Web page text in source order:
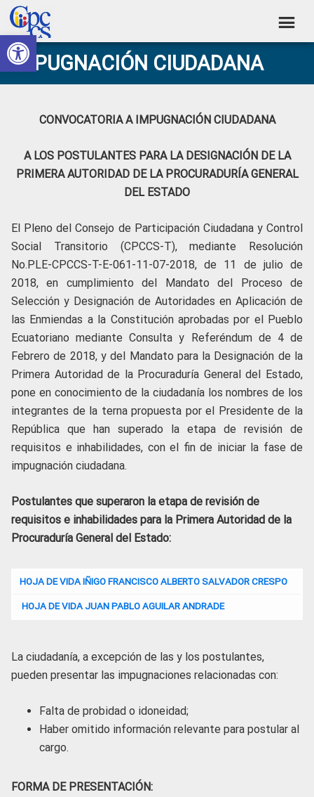
Abrir barra de herramientas
Skip
to
primary
navigation
Skip
to
main
content
Skip
to
primary
sidebar
Skip
to
footer
Consejo
de
Ciudadana
Control
Social
Construyendo
Poder
Ciudadano
IMPUGNACIÓN CIUDADANA
CONVOCATORIA A IMPUGNACIÓN CIUDADANA
A LOS POSTULANTES PARA LA DESIGNACIÓN DE LA
PRIMERA AUTORIDAD DE LA PROCURADURÍA GENERAL
DEL ESTADO
El Pleno del Consejo de Participación Ciudadana y Control
Social Transitorio (CPCCS-T), mediante Resolución
No.PLE-CPCCS-T-E-061-11-07-2018, de 11 de julio de
2018, en cumplimiento del Mandato del Proceso de
Selección y Designación de Autoridades en Aplicación de
las Enmiendas a la Constitución aprobadas por el Pueblo
Ecuatoriano mediante Consulta y Referéndum de 4 de
Febrero de 2018, y del Mandato para la Designación de la
Primera Autoridad de la Procuraduría General del Estado,
pone en conocimiento de la ciudadanía los nombres de los
integrantes de la terna propuesta por el Presidente de la
República que han superado la etapa de revisión de
requisitos e inhabilidades, con el fin de iniciar la fase de
impugnación ciudadana.
Postulantes que superaron la etapa de revisión de
requisitos e inhabilidades para la Primera Autoridad de la
Procuraduría General del Estado:
HOJA DE VIDA IÑIGO FRANCISCO ALBERTO SALVADOR CRESPO
HOJA DE VIDA JUAN PABLO AGUILAR ANDRADE
La ciudadanía, a excepción de las y los postulantes,
pueden presentar las impugnaciones relacionadas con:
Falta de probidad o idoneidad;
Haber omitido información relevante para postular al
cargo.
FORMA DE PRESENTACIÓN: